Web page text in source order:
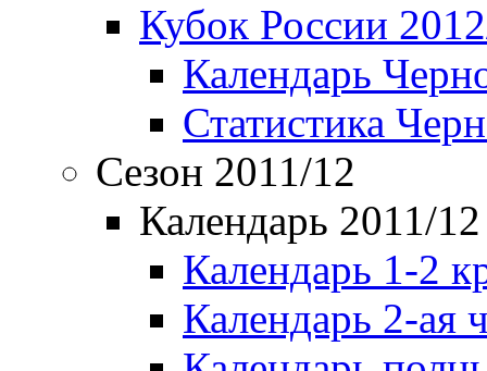
Кубок России
Календарь
Статистика
Сезон 2011/12
Календарь 2011/12
Календарь 1-2
Календарь 2-ая